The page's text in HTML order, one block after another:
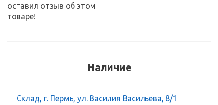
оставил отзыв об этом
товаре!
Наличие
Склад, г. Пермь, ул. Василия Васильева, 8/1